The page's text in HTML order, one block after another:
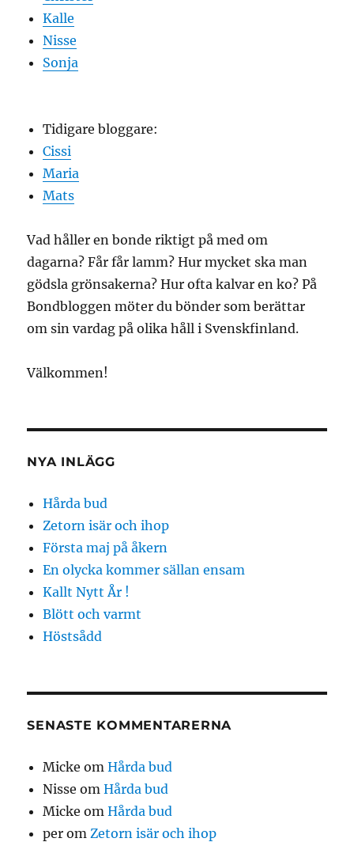
Kalle
Nisse
Sonja
Tidigare bloggare:
Cissi
Maria
Mats
Vad håller en bonde riktigt på med om
dagarna? Får får lamm? Hur mycket ska man
gödsla grönsakerna? Hur ofta kalvar en ko? På
Bondbloggen möter du bönder som berättar
om sin vardag på olika håll i Svenskfinland.
Välkommen!
NYA INLÄGG
Hårda bud
Zetorn isär och ihop
Första maj på åkern
En olycka kommer sällan ensam
Kallt Nytt År !
Blött och varmt
Höstsådd
SENASTE KOMMENTARERNA
Micke omHårda bud
Nisse omHårda bud
Micke omHårda bud
per om Zetorn isär och ihop